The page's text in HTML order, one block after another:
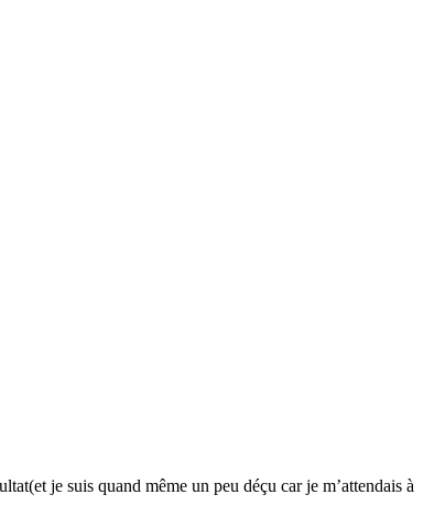
je suis quand même un peu déçu car je m’attendais à